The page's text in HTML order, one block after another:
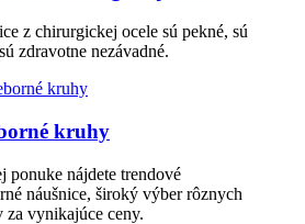
z chirurgickej ocele sú pekné, sú
zdravotne nezávadné.
kruhy
ponuke nájdete trendové
náušnice, široký výber rôznych
za vynikajúce ceny.